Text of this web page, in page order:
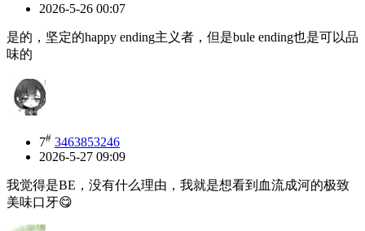
2026-5-26 00:07
是的，坚定的happy ending主义者，但是bule ending也是可以品
味的
7# 3463853246
2026-5-27 09:09
我觉得是BE，没有什么理由，我就是想看到血流成河的极致
美味口牙😋